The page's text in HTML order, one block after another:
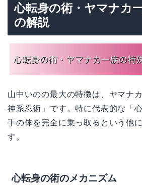
心転身の術・ヤマナカ
の解説
山中いのの最大の特徴は、ヤマナ
神系忍術」です。特に代表的な「
手の体を完全に乗っ取るという他
す。
心転身の術のメカニズム